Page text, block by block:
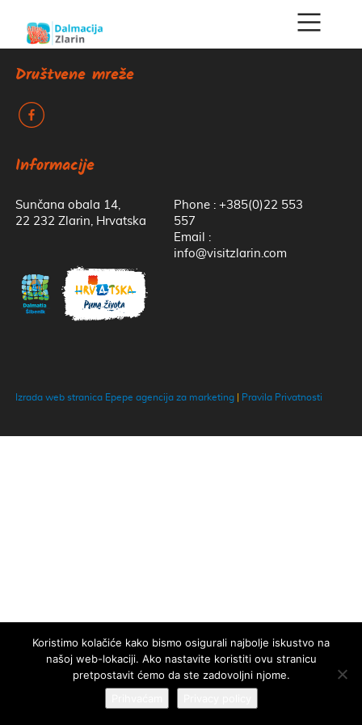
Društvene mreže
k
Informacije
Sunčana obala 14,
22 232 Zlarin, Hrvatska
Phone : +385(0)22 553
557
Email :
info@visitzlarin.com
Izrada web stranica Epepe agencija za marketing| Pravila Privatnosti
Koristimo kolačiće kako bismo osigurali najbolje iskustvo na
našoj web-lokaciji. Ako nastavite koristiti ovu stranicu
pretpostavit ćemo da ste zadovoljni njome.